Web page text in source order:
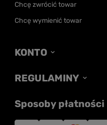
Chcę zwrócić towar
Chcę wymienić towar
KONTO
REGULAMINY
Sposoby płatności